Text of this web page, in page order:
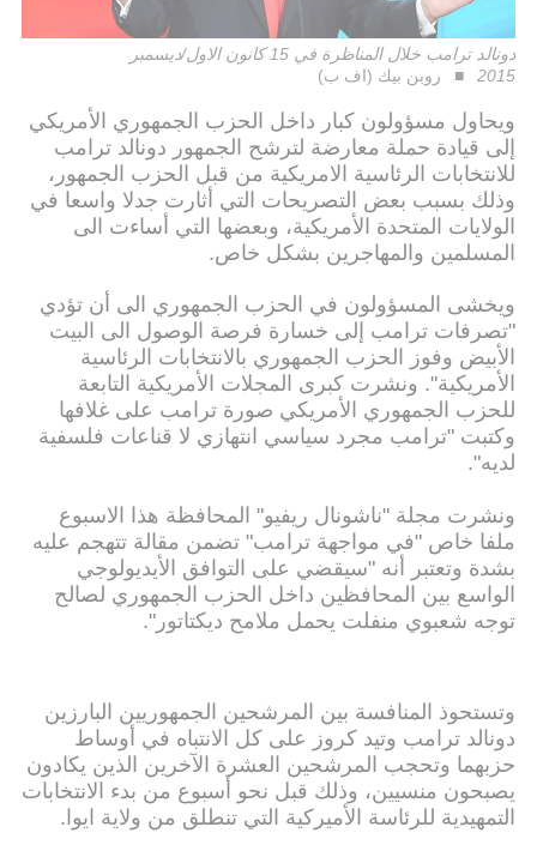
دونالد ترامب خلال المناظرة في 15 كانون الاول/ديسمبر
2015
روبن بيك (اف ب)
ويحاول مسؤولون كبار داخل الحزب الجمهوري الأمريكي
إلى قيادة حملة معارضة لترشح الجمهور دونالد ترامب
للانتخابات الرئاسية الامريكية من قبل الحزب الجمهور،
وذلك بسبب بعض التصريحات التي أثارت جدلا واسعا في
الولايات المتحدة الأمريكية، وبعضها التي أساءت الى
المسلمين والمهاجرين بشكل خاص.
ويخشى المسؤولون في الحزب الجمهوري الى أن تؤدي
"تصرفات ترامب إلى خسارة فرصة الوصول الى البيت
الأبيض وفوز الحزب الجمهوري بالانتخابات الرئاسية
الأمريكية". ونشرت كبرى المجلات الأمريكية التابعة
للحزب الجمهوري الأمريكي صورة ترامب على غلافها
وكتبت "ترامب مجرد سياسي انتهازي لا قناعات فلسفية
لديه".
ونشرت مجلة "ناشونال ريفيو" المحافظة هذا الاسبوع
ملفا خاص "في مواجهة ترامب" تضمن مقالة تتهجم عليه
بشدة وتعتبر أنه "سيقضي على التوافق الأيديولوجي
الواسع بين المحافظين داخل الحزب الجمهوري لصالح
توجه شعبوي منفلت يحمل ملامح ديكتاتور".
وتستحوذ المنافسة بين المرشحين الجمهوريين البارزين
دونالد ترامب وتيد كروز على كل الانتباه في أوساط
حزبهما وتحجب المرشحين العشرة الآخرين الذين يكادون
يصبحون منسيين، وذلك قبل نحو أسبوع من بدء الانتخابات
التمهيدية للرئاسة الأميركية التي تنطلق من ولاية ايوا.